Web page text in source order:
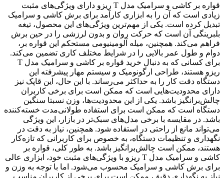
قواره بر کاشی و سرامیک مدل T ریزو دارای ویژگی‌های مثبت
زیادی است که آن را به ابزاری کارآمد برای برش کاشی و سرامیک
تبدیل کرده است. یکی از مهم‌ترین ویژگی‌های این محصول، تیغه
بلبرینگی آن است که حرکت روان و بدون لرزشی را در حین برش
فراهم می‌کند. همچنین، میله آلومینیومی مستحکم این قواره بر،
دوام و طول عمر بالایی را در شرایط مختلف کاری تضمین می‌کند.
برای کسانی که به دنبال خرید قواره بر کاشی و سرامیک مدل T
ریزو هستند، طراحی ارگونومیک و سیستم مهار پیشرفته این
دستگاه دقت کار را به حداکثر می‌رساند. با این حال، این قاپک نیز
دارای محدودیت‌هایی است که ممکن است برای برخی کاربران
چالش‌برانگیز باشد. یکی از این محدودیت‌ها، وزن نسبتا سنگین
دستگاه است که ممکن است برای استفاده طولانی‌مدت خسته‌کننده
باشد. در مقایسه با برخی مدل‌های سبک‌تر در بازار، این ویژگی
می‌تواند مانع از راحتی در استفاده شود. همچنین، نیاز به دقت در
نگهداری و تنظیمات دستگاه، به خصوص برای کاربرانی که تازه‌کار
هستند، ممکن است چالش‌برانگیز باشد. به طور کلی، قواره بر
کاشی و سرامیک مدل T ریزو با ویژگی‌های مثبت خود، ابزاری عالی
برای برش کاشی و سرامیک محسوب می‌شود. اما با توجه به وزن و
نیاز به نگهداری دقیق، ممکن است برای برخی از کاربران مناسب